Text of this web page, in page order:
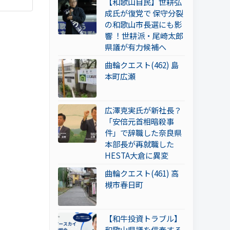
成氏が復党で 保守分裂
の和歌山市長選にも影
響 ！世耕派・尾崎太郎
県議が有力候補へ
曲輪クエスト(462) 島
本町広瀬
広澤克実氏が新社長？
「安倍元首相暗殺事
件」で辞職した奈良県
本部長が再就職した
HESTA大倉に異変
曲輪クエスト(461) 高
槻市春日町
【和牛投資トラブル】